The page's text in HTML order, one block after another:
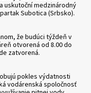
uskutoční medzinárodný
Subotica (Srbsko).
že budúci týždeň v
otvorená od 8.00 do
zatvorená.
pokles výdatnosti
vodárenská spoločnosť